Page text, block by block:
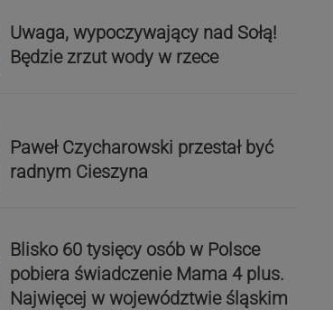
Uwaga, wypoczywający nad Sołą!
Będzie zrzut wody w rzece
Paweł Czycharowski przestał być
radnym Cieszyna
Blisko 60 tysięcy osób w Polsce
pobiera świadczenie Mama 4 plus.
Najwięcej w województwie śląskim